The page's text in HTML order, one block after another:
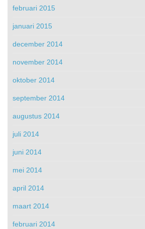
februari 2015
januari 2015
december 2014
november 2014
oktober 2014
september 2014
augustus 2014
juli 2014
juni 2014
mei 2014
april 2014
maart 2014
februari 2014